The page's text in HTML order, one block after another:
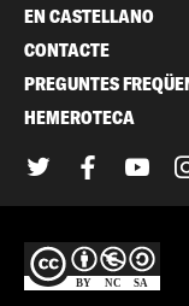
EN CASTELLANO
CONTACTE
PREGUNTES
HEMEROTECA
Twitter